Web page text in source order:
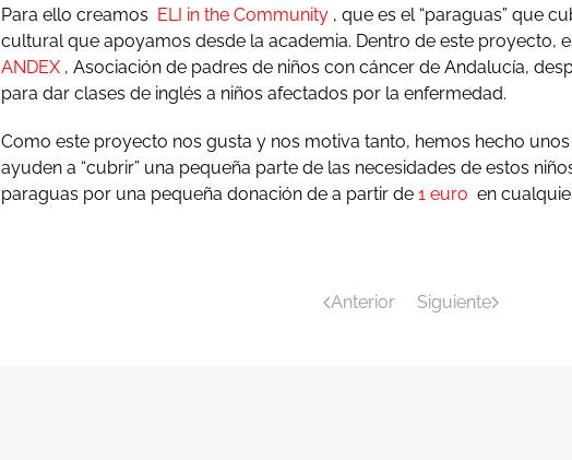
Para ello creamos ELI in the Community , que es el “paraguas” que
cultural que apoyamos desde la academia. Dentro de este proyecto,
ANDEX , Asociación de padres de niños con cáncer de Andalucía,
para dar clases de inglés a niños afectados por la enfermedad.
Como este proyecto nos gusta y nos motiva tanto, hemos hecho unos
ayuden a “cubrir” una pequeña parte de las necesidades de estos
paraguas por una pequeña donación de a partir de 1 euro en
Anterior Siguiente